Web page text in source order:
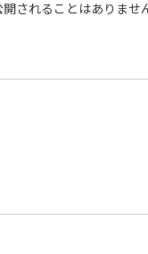
されることはありませ